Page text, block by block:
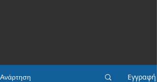
Ανάρτηση Εγγραφή